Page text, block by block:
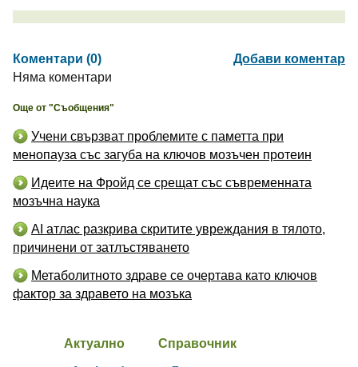
Коментари (0)
Добави коментар
Няма коментари
Още от "Съобщения"
Учени свързват проблемите с паметта при
менопауза със загуба на ключов мозъчен протеин
Идеите на Фройд се срещат със съвременната
мозъчна наука
AI атлас разкрива скритите увреждания в тялото,
причинени от затлъстяването
Метаболитното здраве се очертава като ключов
фактор за здравето на мозъка
Актуално Справочник